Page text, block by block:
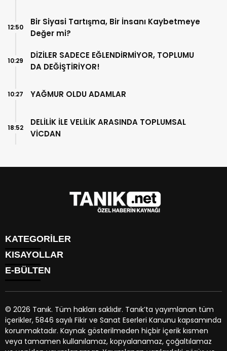
Bir Siyasi Tartışma, Bir İnsanı Kaybetmeye
Değer mi?
12:50
DİZİLER SADECE EĞLENDİRMİYOR, TOPLUMU
DA DEĞİŞTİRİYOR!
10:29
YAĞMUR OLDU ADAMLAR
10:27
DELİLİK İLE VELİLİK ARASINDA TOPLUMSAL
VİCDAN
18:52
KATEGORİLER
GÜNDEM
EKONOMİ
SİYASET
YAŞAM
BİYOGRAFİLER
EGE BÖLGESİ
KISAYOLLAR
HAVA DURUMU
TRAFİK DURUMU
PUAN DURUMU
PİYASALAR
HİSSELER
E-BÜLTEN
tanik.nete-bültenine abone olarak, tarafınıza haber, duyuru
ve kampanya içerikli e-postaların gönderilmesini kabul etmiş
olursunuz.
© 2026 Tanık. Tüm hakları saklıdır. Tanık’ta yayımlanan tüm
içerikler, 5846 sayılı Fikir ve Sanat Eserleri Kanunu kapsamında
korunmaktadır. Kaynak gösterilmeden hiçbir içerik kısmen
veya tamamen kullanılamaz, kopyalanamaz, çoğaltılamaz